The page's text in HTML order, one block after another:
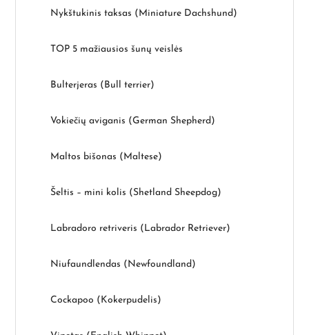
Nykštukinis taksas (Miniature Dachshund)
TOP 5 mažiausios šunų veislės
Bulterjeras (Bull terrier)
Vokiečių aviganis (German Shepherd)
Maltos bišonas (Maltese)
Šeltis – mini kolis (Shetland Sheepdog)
Labradoro retriveris (Labrador Retriever)
Niufaundlendas (Newfoundland)
Cockapoo (Kokerpudelis)